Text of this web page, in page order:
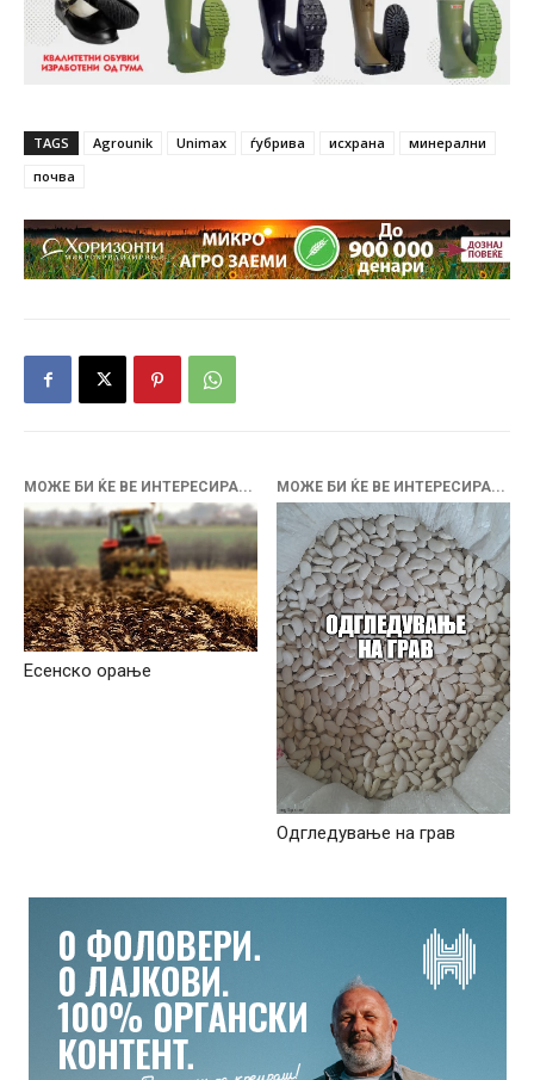
TAGS Agrounik Unimax ѓубрива исхрана
минерални
почва
МОЖЕ БИ ЌЕ ВЕ ИНТЕРЕСИРА...
Есенско орање
МОЖЕ БИ ЌЕ ВЕ ИНТЕРЕСИРА...
Одгледување на грав